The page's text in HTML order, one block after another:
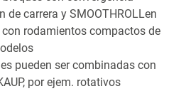
de carrera y SMOOTHROLLen
rodamientos compactos de
pueden ser combinadas con
por ejem. rotativos